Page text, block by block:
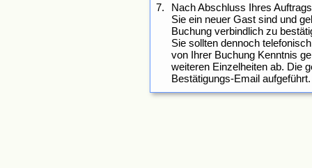
Nach Abschluss Ihres
Sie ein neuer Gast sind und
Buchung verbindlich zu
Sie sollten dennoch
von Ihrer Buchung Kenntnis
weiteren Einzelheiten ab. Die
Bestätigungs-Email aufgeführt.